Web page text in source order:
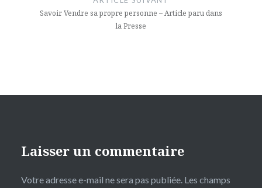
Savoir Vendre sa propre personne – Article paru dans
la Presse
Laisser un commentaire
Votre adresse e-mail ne sera pas publiée. Les champs